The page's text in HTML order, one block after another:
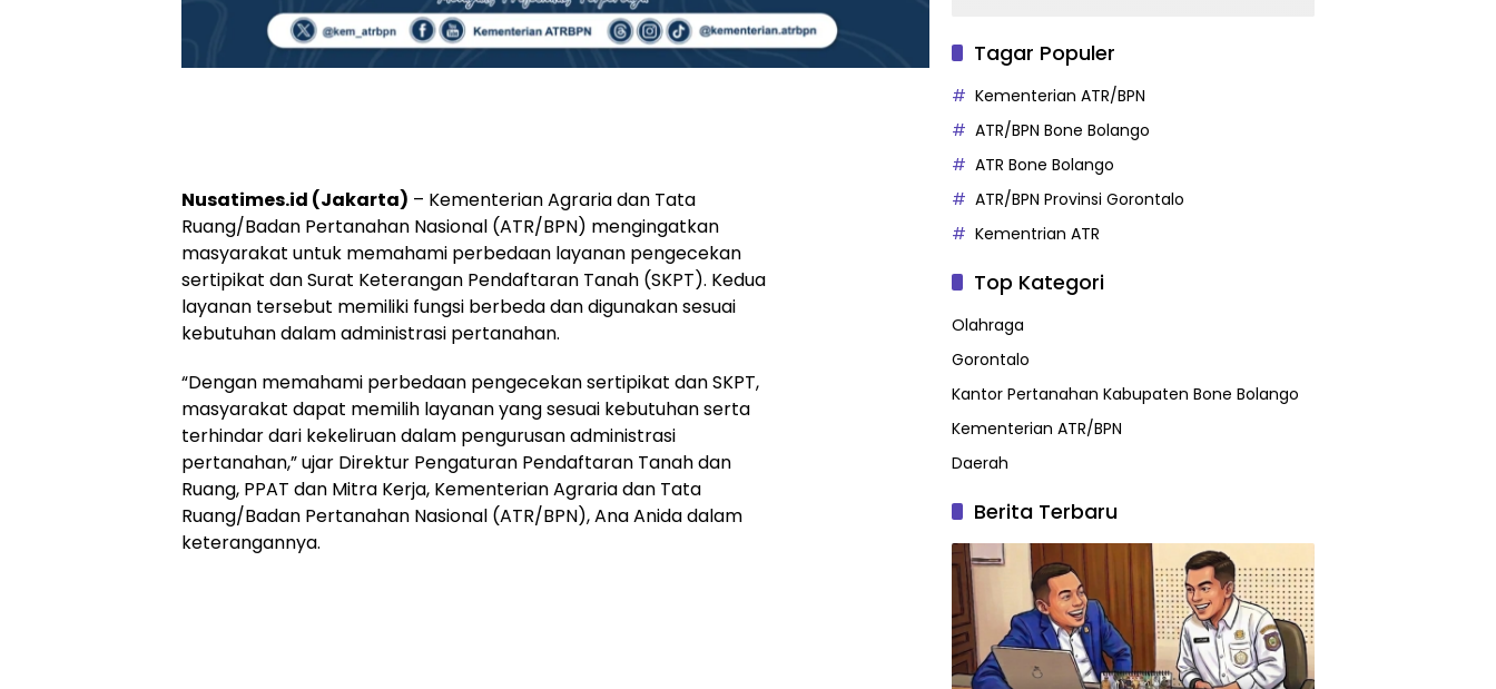
Nusatimes.id (Jakarta) – Kementerian Agraria dan Tata
Ruang/Badan Pertanahan Nasional (ATR/BPN) mengingatkan
masyarakat untuk memahami perbedaan layanan pengecekan
sertipikat dan Surat Keterangan Pendaftaran Tanah (SKPT). Kedua
layanan tersebut memiliki fungsi berbeda dan digunakan sesuai
kebutuhan dalam administrasi pertanahan.
“Dengan memahami perbedaan pengecekan sertipikat dan SKPT,
masyarakat dapat memilih layanan yang sesuai kebutuhan serta
terhindar dari kekeliruan dalam pengurusan administrasi
pertanahan,” ujar Direktur Pengaturan Pendaftaran Tanah dan
Ruang, PPAT dan Mitra Kerja, Kementerian Agraria dan Tata
Ruang/Badan Pertanahan Nasional (ATR/BPN), Ana Anida dalam
keterangannya.
Tagar Populer
Kementerian ATR/BPN
ATR/BPN Bone Bolango
ATR Bone Bolango
ATR/BPN Provinsi Gorontalo
Kementrian ATR
Top Kategori
Olahraga
Gorontalo
Kantor Pertanahan Kabupaten Bone Bolango
Kementerian ATR/BPN
Daerah
Berita Terbaru